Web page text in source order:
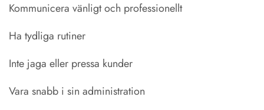
Kommunicera vänligt och professionellt
Ha tydliga rutiner
Inte jaga eller pressa kunder
Vara snabb i sin administration